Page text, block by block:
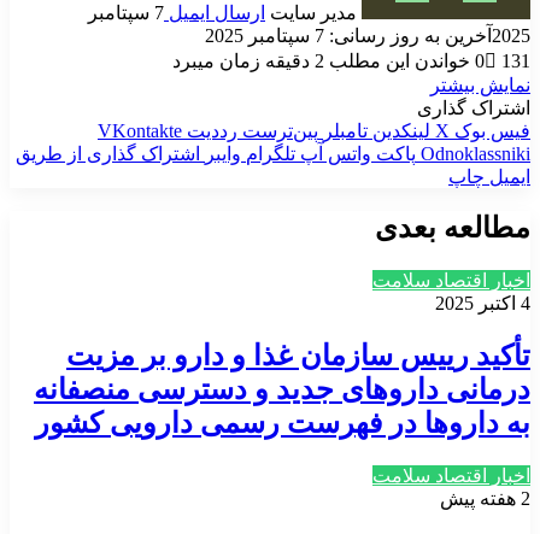
مدیر سایت ارسال ایمیل
7 سپتامبر
2025 آخرین به روز رسانی: 7 سپتامبر 2025
0
131
خواندن این مطلب 2 دقیقه زمان میبرد
نمایش بیشتر
اشتراک گذاری
فیس بوک X لینکدین ‫تامبلر ‫پین‌ترست ‫رددیت ‫VKontakte
‫Odnoklassniki پاکت واتس آپ تلگرام وایبر
اشتراک گذاری از طریق
ایمیل چاپ
مطالعه بعدی
اخبار اقتصاد سلامت
4 اکتبر 2025
تأکید رییس سازمان غذا و دارو بر مزیت
درمانی داروهای جدید و دسترسی منصفانه
به داروها در فهرست رسمی دارویی کشور
اخبار اقتصاد سلامت
2 هفته پیش